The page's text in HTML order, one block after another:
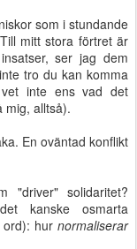
som i stundande
mitt stora förtret är
ser jag dem
tro du kan komma
inte ens vad det
mig, alltså).
En oväntad konflikt
"driver" solidaritet?
kanske osmarta
ord): hur normaliserar